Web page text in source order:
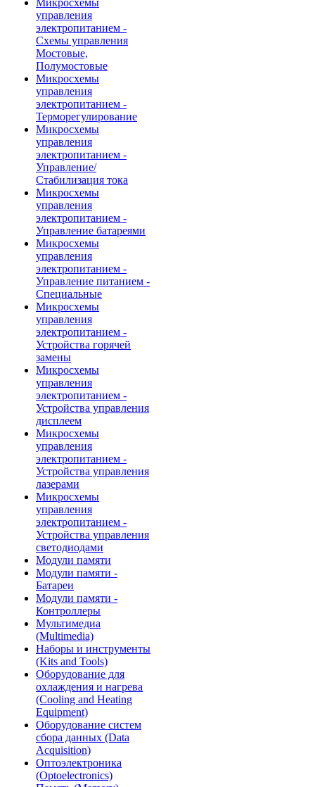
Микросхемы
управления
электропитанием -
Схемы управления
Мостовые,
Полумостовые
Микросхемы
управления
электропитанием -
Терморегулирование
Микросхемы
управления
электропитанием -
Управление/
Стабилизация тока
Микросхемы
управления
электропитанием -
Управление батареями
Микросхемы
управления
электропитанием -
Управление питанием -
Специальные
Микросхемы
управления
электропитанием -
Устройства горячей
замены
Микросхемы
управления
электропитанием -
Устройства управления
дисплеем
Микросхемы
управления
электропитанием -
Устройства управления
лазерами
Микросхемы
управления
электропитанием -
Устройства управления
светодиодами
Модули памяти
Модули памяти -
Батареи
Модули памяти -
Контроллеры
Мультимедиа
(Multimedia)
Наборы и инструменты
(Kits and Tools)
Оборудование для
охлаждения и нагрева
(Cooling and Heating
Equipment)
Оборудование систем
сбора данных (Data
Acquisition)
Оптоэлектроника
(Optoelectronics)